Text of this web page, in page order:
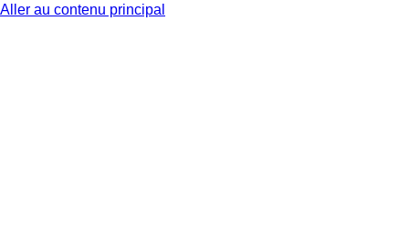
Aller au contenu principal